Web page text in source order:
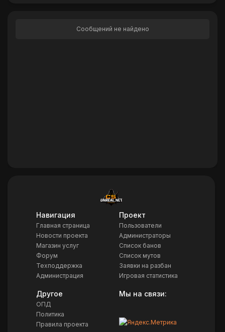
Сообщений не найдено
Навигация
Главная страница
Новости проекта
Магазин услуг
Форум
Техподдержка
Администрация
Проект
Пользователи
Администраторы
Список банов
Список мутов
Заявки на разбан
Игровая статистика
Другое
ОПД
Политика
Правила проекта
Мы на связи: